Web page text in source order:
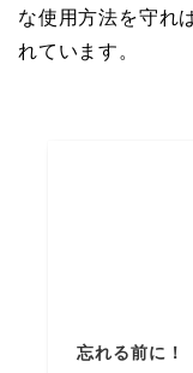
な使用方法を守れ
れています。
忘れる前に！